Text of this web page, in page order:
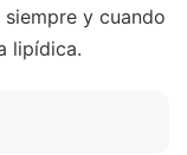
y cuando
lipídica.